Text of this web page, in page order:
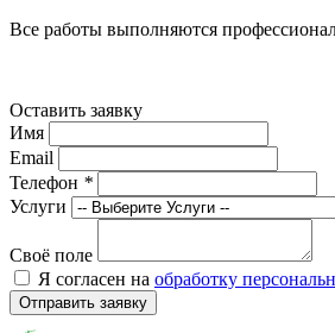
Все работы выполняются
Оставить заявку
Имя
Email
Телефон *
Услуги
Своё поле
Я согласен на обработку
Отправить заявку